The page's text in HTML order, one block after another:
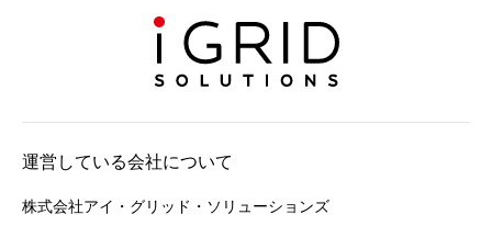
運営している会社について
株式会社アイ・グリッド・ソリューションズ